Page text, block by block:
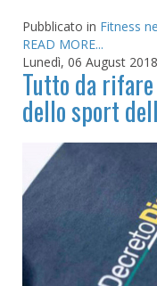
Pubblicato in Fitness
READ MORE...
Lunedì, 06 August
Tutto da
dello sport